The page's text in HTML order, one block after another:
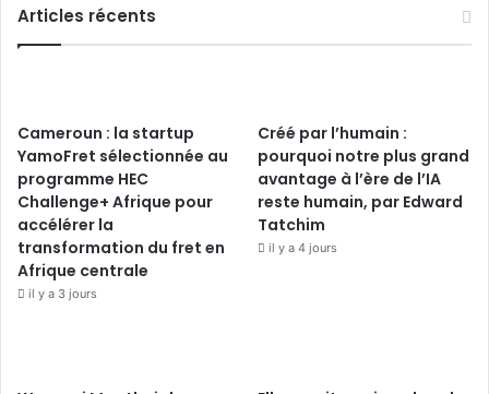
Articles récents
Cameroun : la startup
YamoFret sélectionnée au
programme HEC
Challenge+ Afrique pour
accélérer la
transformation du fret en
Afrique centrale
il y a 3 jours
Créé par l’humain :
pourquoi notre plus grand
avantage à l’ère de l’IA
reste humain, par Edward
Tatchim
il y a 4 jours